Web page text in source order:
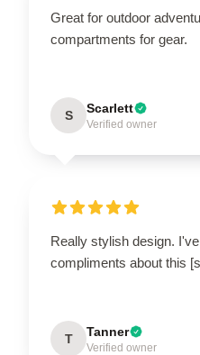
Great for outdoor
compartments for gear.
S Scarlett
Verified owner
Really stylish design.
compliments about this
T Tanner
Verified owner